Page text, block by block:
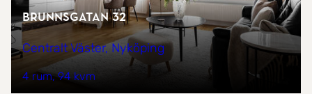
Brunnsgatan 32
Centralt Väster, Nyköping
4 rum 94 kvm